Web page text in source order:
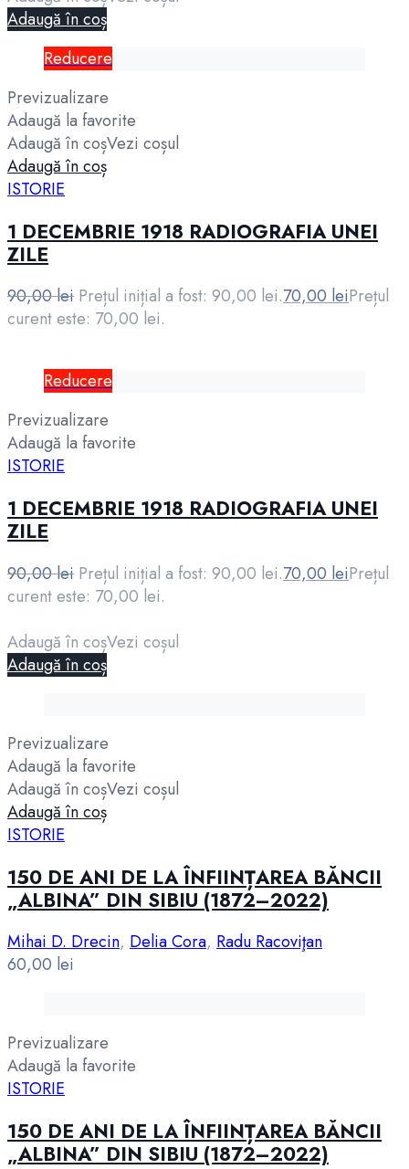
Adaugă în coș
Reducere
Previzualizare
Adaugă la favorite
Adaugă în coșVezi coșul
Adaugă în coș
ISTORIE
1 DECEMBRIE 1918 RADIOGRAFIA UNEI
ZILE
90,00lei Prețul inițial a fost: 90,00 lei.70,00leiPrețul
curent este: 70,00 lei.
Reducere
Previzualizare
Adaugă la favorite
ISTORIE
1 DECEMBRIE 1918 RADIOGRAFIA UNEI
ZILE
90,00lei Prețul inițial a fost: 90,00 lei.70,00 leiPrețul
curent este: 70,00 lei.
Adaugă în coșVezi coșul
Adaugă în coș
Previzualizare
Adaugă la favorite
Adaugă în coșVezi coșul
Adaugă în coș
ISTORIE
150 DE ANI DE LA ÎNFIINȚAREA BĂNCII
„ALBINA” DIN SIBIU (1872–2022)
Mihai D. Drecin, Delia Cora, Radu Racoviţan
60,00 lei
Previzualizare
Adaugă la favorite
ISTORIE
150 DE ANI DE LA ÎNFIINȚAREA BĂNCII
„ALBINA” DIN SIBIU (1872–2022)